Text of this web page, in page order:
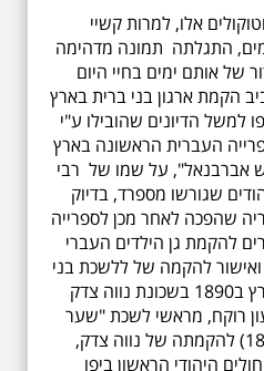
אלו, למרות קשיי
התגלתה תמונה מדהימה
של אותם ימים בחיי היום
הקמת ארגון בני ברית בארץ
מ 1888. נחשפו למשל הדיונים שהובילו ע"י
העברית הראשונה בארץ
אברבנאל", על שמו של רבי
שגורשו מספרד, בדיוק
שהפכה לאחר מכן לספרייה
להקמת גן הילדים העברי
ואישור להקמה של ללשכת בני
ברית השנייה שהוקמה בארץ ב1890 בשכונת נווה צדק
רוקח, מראשי לשכת "שער
ציון" שפעל באותו זמן ( 1887) להקמתה של נווה צדק,
היהודי הראשון ביפו